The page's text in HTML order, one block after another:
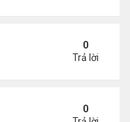
4/21- 6/11/21
0
Trả lời
6/11/21
0